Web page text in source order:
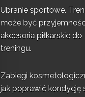
Ubranie sportowe.
może być
akcesoria piłkarskie do
treningu.
Zabiegi
jak poprawić kondycję